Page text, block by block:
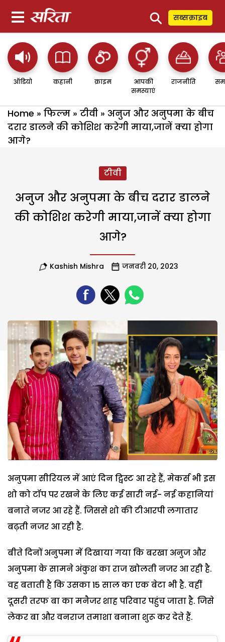
⚲ सब्सक्राइब
ऑडियो कहानी क्राइम
आपकी
समस्याएं
राजनीति
Home » फिल्म » टीवी » अनुज और अनुपमा के बीच
दरार डालने की कोशिश करेगी माया,जानें क्या होगा
आगे?
टीवी
अनुज और अनुपमा के बीच दरार डालने
की कोशिश करेगी माया,जानें क्या होगा
आगे?
Kashish Mishra जनवरी 20, 2023
अनुपमा सीरियल में आएं दिन ट्विस्ट आ रहे हैं, मेकर्स भी इस
शो को टॉप पर रखने के लिए कई सारी नई- नई कहानियां
बनाते नजर आ रहे हैं. जिससे शो की टीआरपी लगातार
बढ़ती नजर आ रही है.
बीते दिनों अनुपमा में दिखाया गया कि बरखा अनुज और
अनुपमा के सामने अंकुश का राज खोलती नजर आ रही है.
वह बताती है कि उसका 15 साल का एक बेटा भी है. वहीं
दूसरी तरफ बा का मनैजर शाह परिवार पहुंच जाता है. जिसे
लेकर बा और वनराज तमाशा बनाना शुरू कर देते हैं.